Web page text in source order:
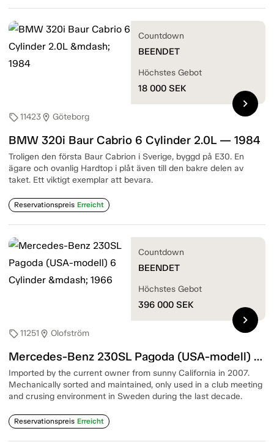
sell11423location_on Göteborg
BMW 320i Baur Cabrio 6 Cylinder 2.0L — 1984
Troligen den första Baur Cabrion i Sverige, byggd på E30. En
ägare och ovanlig Hardtop i plåt även till den bakre delen av
taket. Ett viktigt exemplar att bevara.
Reservationspreis Erreicht
Countdown
BEENDET
Höchstes Gebot
18 000 SEK
chevron_right
sell11251 location_on Olofström
Mercedes-Benz 230SL Pagoda (USA-modell) 6 Cylinder — 1966
Imported by the current owner from sunny California in 2007.
Mechanically sorted and maintained, only used in a club meeting
and crusing environment in Sweden during the last decade.
Reservationspreis Erreicht
Countdown
BEENDET
Höchstes Gebot
396 000 SEK
chevron_right